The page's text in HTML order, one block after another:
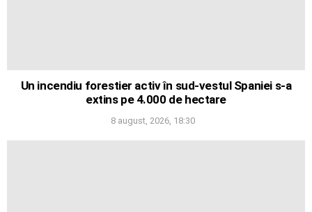
Un incendiu forestier activ în sud-vestul Spaniei s-a
extins pe 4.000 de hectare
8 august, 2026, 18:30